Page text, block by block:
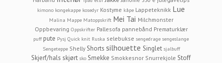
kimono kongekappe kosedyr Kostyme kåpe Lappeteknikk Lue
Malina Mappe Matoppskrift Mei Tai Milchmonster
Oppbevaring Oppskrifter Pallesofa pannebånd Prematurklær
puff pute Pysj Quick knit Ruska selebukse sengedrage sengeslange
Sengeteppe Shelly Shorts silhouette Singlet sjalbuff
Skjerf/hals skjørt sko Smekke Smokkesnor Snurrekjole Stoff